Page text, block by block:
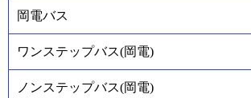
岡電バス
ワンステップバス(岡電)
ノンステップバス(岡電)